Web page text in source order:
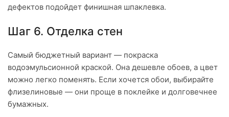
дефектов подойдет финишная шпаклевка.
Шаг 6. Отделка стен
Самый бюджетный вариант — покраска
водоэмульсионной краской. Она дешевле обоев, а цвет
можно легко поменять. Если хочется обои, выбирайте
флизелиновые — они проще в поклейке и долговечнее
бумажных.